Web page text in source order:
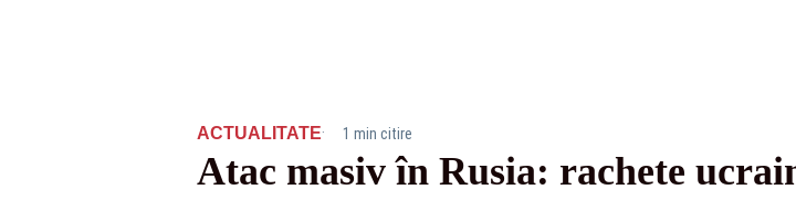
ACTUALITATE· 1 min citire
Atac masiv în Rusia: rachete